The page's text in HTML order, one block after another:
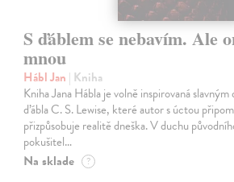
S ďáblem se nebavím. Ale
mnou
Hábl Jan | Kniha
Kniha Jana Hábla je volně inspirovaná
ďábla C. S. Lewise, které autor s úctou
přizpůsobuje realitě dneška. V duchu
pokušitel…
Na sklade ?